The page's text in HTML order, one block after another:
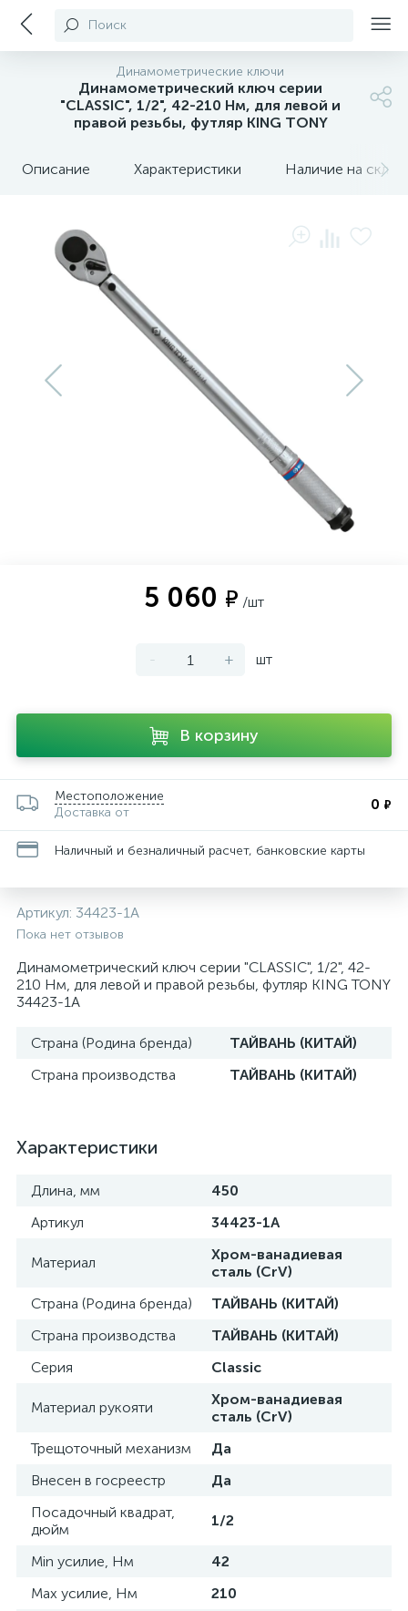
Поиск
Динамометрические ключи
Динамометрический ключ серии
"CLASSIC", 1/2", 42-210 Hм, для левой и
правой резьбы, футляр KING TONY
Описание Характеристики Наличие на
5 060 ₽ /шт
- + шт
В корзину
Местоположение
Доставка от
0 ₽
Наличный и безналичный расчет, банковские карты
Артикул: 34423-1A
Пока нет отзывов
Динамометрический ключ серии "CLASSIC", 1/2", 42-
210 Hм, для левой и правой резьбы, футляр KING TONY
34423-1A
Страна (Родина бренда)
ТАЙВАНЬ (КИТАЙ)
Страна производства
ТАЙВАНЬ (КИТАЙ)
Характеристики
Длина, мм
450
Артикул
34423-1A
Материал
Хром-ванадиевая
сталь (CrV)
Страна (Родина бренда)
ТАЙВАНЬ (КИТАЙ)
Страна производства
ТАЙВАНЬ (КИТАЙ)
Серия
Classic
Материал рукояти
Хром-ванадиевая
сталь (CrV)
Трещоточный механизм
Да
Внесен в госреестр
Да
Посадочный квадрат,
дюйм
1/2
Min усилие, Нм
42
Max усилие, Нм
210